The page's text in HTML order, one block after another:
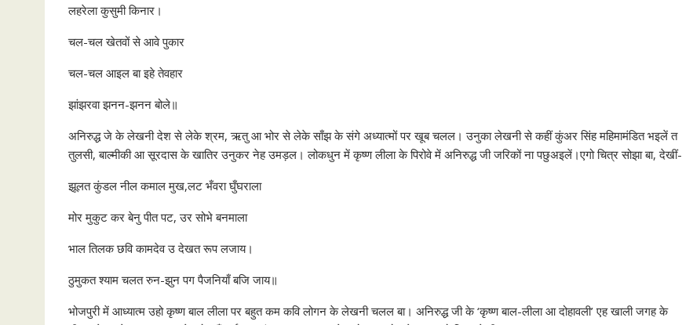
लहरेला कुसुमी किनार।
चल-चल खेतवों से आवे पुकार
चल-चल आइल बा इहे तेवहार
झांझरवा झनन-झनन बोले॥
अनिरुद्ध जे के लेखनी देश से लेके श्रम, ऋतु आ भोर से लेके साँझ के संगे अध्यात्मों पर खूब चलल। उनुका लेखनी से कहीं कुंअर सिंह महिमामंडित भइलें त
तुलसी, बाल्मीकी आ सूरदास के खातिर उनुकर नेह उमड़ल। लोकधुन में कृष्ण लीला के पिरोवे में अनिरुद्ध जी जरिकों ना पछुअइलें।एगो चित्र सोझा बा, देखीं-
झूलत कुंडल नील कमाल मुख,लट भँवरा घुँघराला
मोर मुकुट कर बेनु पीत पट, उर सोभे बनमाला
भाल तिलक छवि कामदेव उ देखत रूप लजाय।
ठुमुकत श्याम चलत रुन-झुन पग पैजनियाँ बजि जाय॥
भोजपुरी में आध्यात्म उहो कृष्ण बाल लीला पर बहुत कम कवि लोगन के लेखनी चलल बा। अनिरुद्ध जी के ‘कृष्ण बाल-लीला आ दोहावली’ एह खाली जगह के